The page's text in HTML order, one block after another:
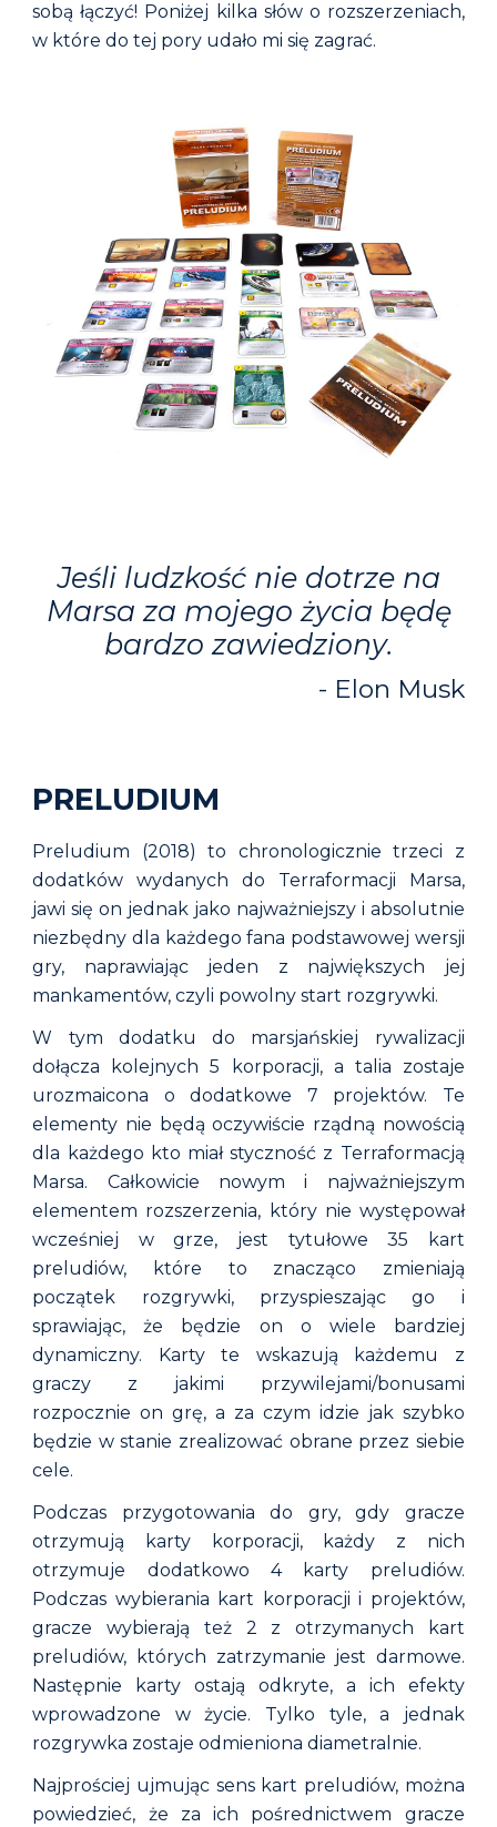
sobą łączyć! Poniżej kilka słów o rozszerzeniach,
w które do tej pory udało mi się zagrać.
Jeśli ludzkość nie dotrze na
Marsa za mojego życia będę
bardzo zawiedziony.
- Elon Musk
PRELUDIUM
Preludium (2018) to chronologicznie trzeci z
dodatków wydanych do Terraformacji Marsa,
jawi się on jednak jako najważniejszy i absolutnie
niezbędny dla każdego fana podstawowej wersji
gry, naprawiając jeden z największych jej
mankamentów, czyli powolny start rozgrywki.
W tym dodatku do marsjańskiej rywalizacji
dołącza kolejnych 5 korporacji, a talia zostaje
urozmaicona o dodatkowe 7 projektów. Te
elementy nie będą oczywiście rządną nowością
dla każdego kto miał styczność z Terraformacją
Marsa. Całkowicie nowym i najważniejszym
elementem rozszerzenia, który nie występował
wcześniej w grze, jest tytułowe 35 kart
preludiów, które to znacząco zmieniają
początek rozgrywki, przyspieszającgo i
sprawiając, że będzie on o wiele bardziej
dynamiczny. Karty te wskazują każdemu z
graczy z jakimi przywilejami/bonusami
rozpocznie on grę, a za czym idzie jak szybko
będzie w stanie zrealizować obrane przez siebie
cele.
Podczas przygotowania do gry, gdy gracze
otrzymują karty korporacji, każdy z nich
otrzymuje dodatkowo 4 karty preludiów.
Podczas wybierania kart korporacji i projektów,
gracze wybierają też 2 z otrzymanych kart
preludiów, których zatrzymanie jest darmowe.
Następnie karty ostają odkryte, a ich efekty
wprowadzone w życie. Tylko tyle, a jednak
rozgrywka zostaje odmieniona diametralnie.
Najprościej ujmując sens kart preludiów, można
powiedzieć, że za ich pośrednictwem gracze